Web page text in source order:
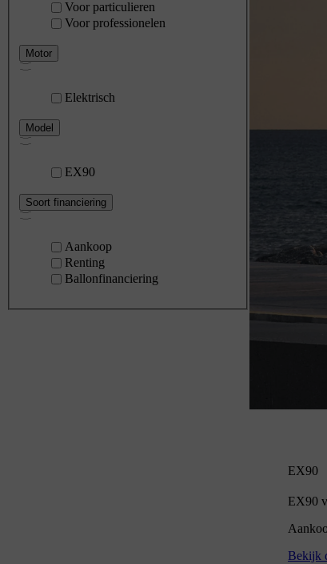
Voor particulieren
Voor professionelen
Motor
Elektrisch
Model
EX90
Soort financiering
Aankoop
Renting
Ballonfinanciering
EX90
EX90
Bekijk